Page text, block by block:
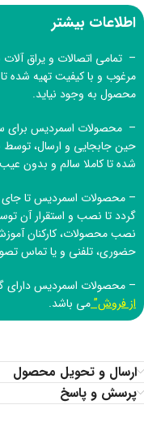
اطلاعات بیشتر
– تمامی اتصالات و یراق
مرغوب و با کیفیت تهیه شده
محصول به وجود نیاید.
– محصولات اسمردیس برای
حین جابجایی و ارسال، توسط
شده تا کاملا سالم و بدون
– محصولات اسمردیس تا
گردد تا نصب و استقرار آن
نصب محصولات، کارکنان
حضوری، تلفنی و یا تماس
– محصولات اسمردیس دارای
از فروش”می باشد.
ارسال و تحویل محصول
پرسش و پاسخ